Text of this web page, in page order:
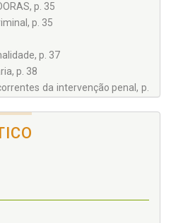
p. 35
p. 35
p. 37
p. 38
da intervenção penal, p.
p. 39
à vítima pelo sistema penal,
p. 42
p. 49